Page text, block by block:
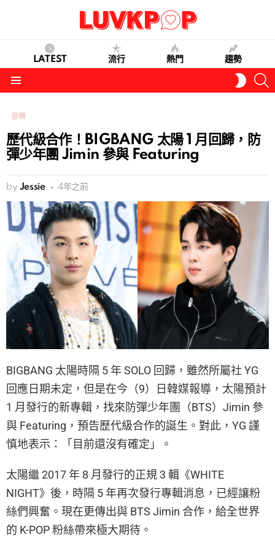
LATEST 流行 熱門 趨勢
SKIN
音樂
歷代級合作！BIGBANG 太陽 1 月回歸，防
彈少年團 Jimin 參與 Featuring
by Jessie 4年之前
BIGBANG 太陽時隔 5 年 SOLO 回歸，雖然所屬社 YG
回應日期未定，但是在今（9）日韓媒報導，太陽預計
1 月發行的新專輯，找來防彈少年團（BTS）Jimin 參
與 Featuring，預告歷代級合作的誕生。對此，YG 謹
慎地表示：「目前還沒有確定」。
太陽繼 2017 年 8 月發行的正規 3 輯《WHITE
NIGHT》後，時隔 5 年再次發行專輯消息，已經讓粉
絲們興奮。現在更傳出與 BTS Jimin 合作，給全世界
的 K-POP 粉絲帶來極大期待。